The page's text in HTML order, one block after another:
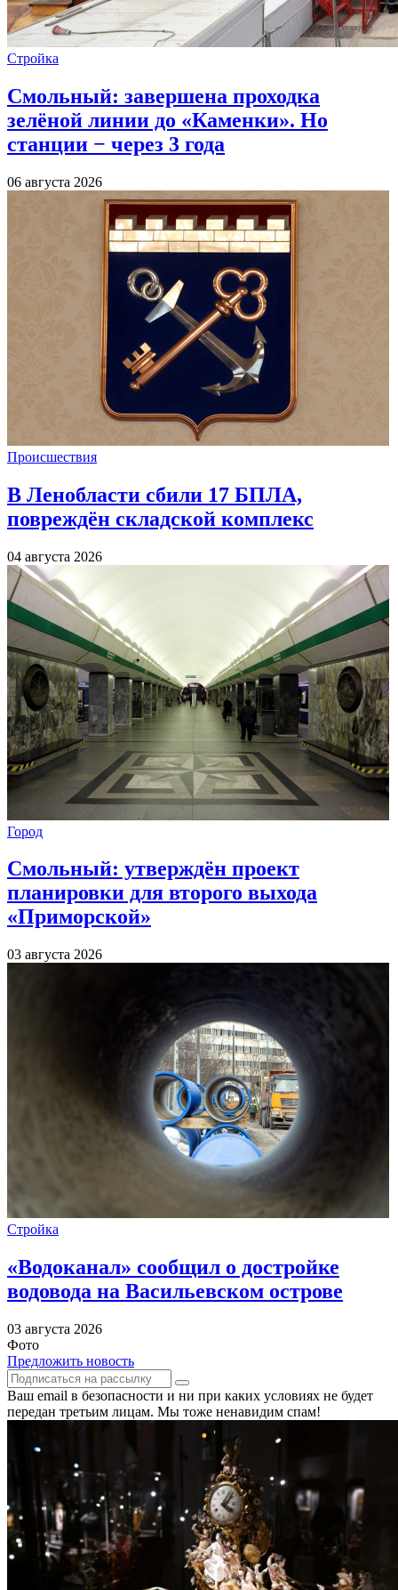
Стройка
Смольный: завершена проходка
зелёной линии до «Каменки». Но
станции − через 3 года
06 августа 2026
Происшествия
В Ленобласти сбили 17 БПЛА,
повреждён складской комплекс
04 августа 2026
Город
Смольный: утверждён проект
планировки для второго выхода
«Приморской»
03 августа 2026
Стройка
«Водоканал» сообщил о достройке
водовода на Васильевском острове
03 августа 2026
Фото
Предложить новость
Ваш email в безопасности и ни при каких условиях не будет
передан третьим лицам. Мы тоже ненавидим спам!